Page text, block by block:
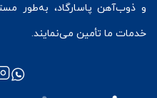
و ذوب‌آهن پاسارگاد، به‌طور
خدمات ما تأمین می‌نمایند.